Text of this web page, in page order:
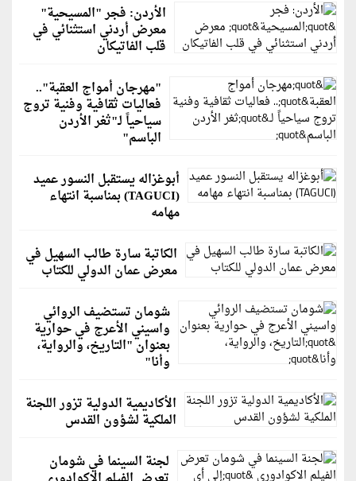
الأردن: فجر "المسيحية"
معرض أردني استثنائي في
قلب الفاتيكان
"مهرجان أمواج العقبة"..
فعاليات ثقافية وفنية تروج
سياحياً لـ"ثغر الأردن
الباسم"
أبوغزاله يستقبل النسور عميد
(TAGUCI) بمناسبة انتهاء
مهامه
الكاتبة سارة طالب السهيل في
معرض عمان الدولي للكتاب
شومان تستضيف الروائي
واسيني الأعرج في حوارية
بعنوان "التاريخ، والرواية،
وأنا"
الأكاديمية الدولية تزور اللجنة
الملكية لشؤون القدس
لجنة السينما في شومان